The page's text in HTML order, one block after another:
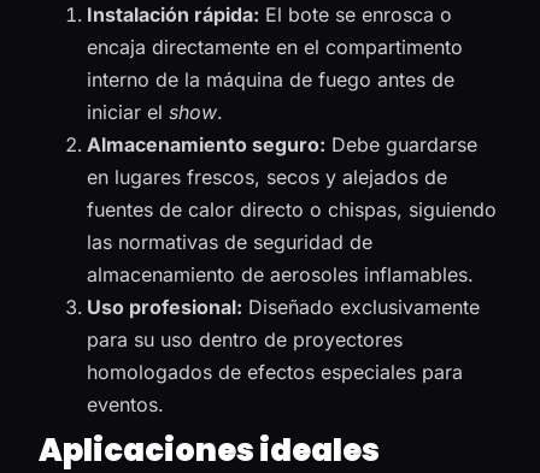
Instalación rápida: El bote se enrosca o
encaja directamente en el compartimento
interno de la máquina de fuego antes de
iniciar elshow.
Almacenamiento seguro: Debe guardarse
en lugares frescos, secos y alejados de
fuentes de calor directo o chispas, siguiendo
las normativas de seguridad de
almacenamiento de aerosoles inflamables.
Uso profesional: Diseñado exclusivamente
para su uso dentro de proyectores
homologados de efectos especiales para
eventos.
Aplicaciones ideales